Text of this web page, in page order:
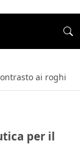
ai roghi
per il